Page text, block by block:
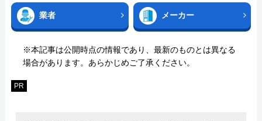
業者 メーカー
※本記事は公開時点の情報であり、最新のものとは異なる
場合があります。あらかじめご了承ください。
PR